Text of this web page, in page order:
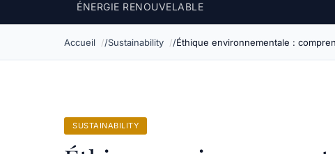
ÉNERGIE RENOUVELABLE
Accueil Sustainability Éthique environnementale :
SUSTAINABILITY